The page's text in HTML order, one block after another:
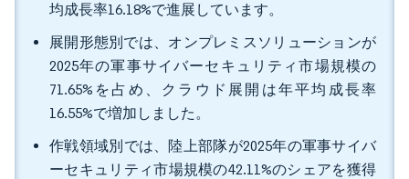
均成長率16.18%で進展しています。
展開形態別では、オンプレミスソリューションが
2025年の軍事サイバーセキュリティ市場規模の
71.65%を占め、クラウド展開は年平均成長率
16.55%で増加しました。
作戦領域別では、陸上部隊が2025年の軍事サイバ
ーセキュリティ市場規模の42.11%のシェアを獲得